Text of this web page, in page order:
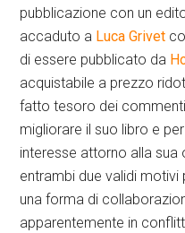
pubblicazione con un
accaduto a Luca Grivet
di essere pubblicato da
acquistabile a prezzo
fatto tesoro dei
migliorare il suo libro e
interesse attorno alla
entrambi due validi
una forma di
apparentemente in